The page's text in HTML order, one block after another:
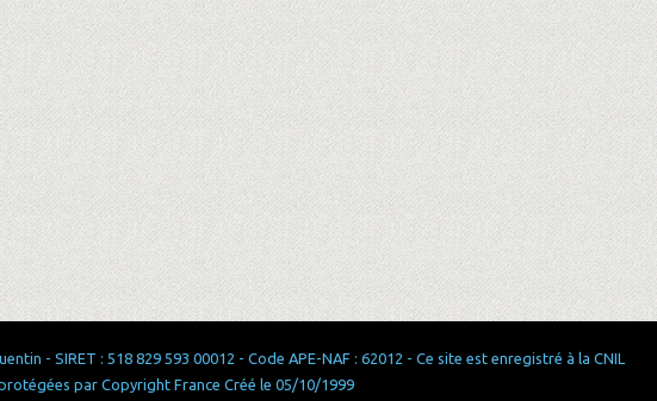
- SIRET : 518 829 593 00012 - Code APE-NAF : 62012 - Ce site est enregistré à la CNIL
par Copyright France Créé le 05/10/1999